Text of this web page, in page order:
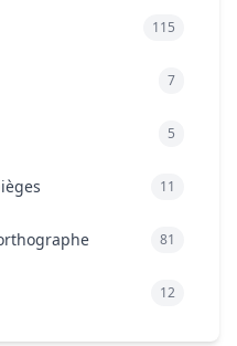
115
7
5
11
81
12